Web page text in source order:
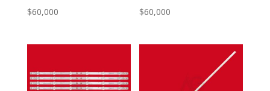
$60,000 $60,000